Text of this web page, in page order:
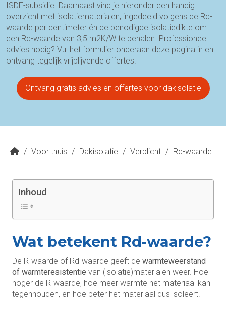
ISDE-subsidie. Daarnaast vind je hieronder een handig
overzicht met isolatiematerialen, ingedeeld volgens de Rd-
waarde per centimeter én de benodigde isolatiedikte om
een Rd-waarde van 3,5 m2K/W te behalen. Professioneel
advies nodig? Vul het formulier onderaan deze pagina in en
ontvang tegelijk vrijblijvende offertes.
Ontvang gratis advies en offertes voor dakisolatie
/ Voor thuis / Dakisolatie / Verplicht / Rd-waarde
Inhoud
Wat betekent Rd-waarde?
De R-waarde of Rd-waarde geeft de warmteweerstand
of warmteresistentie van (isolatie)materialen weer. Hoe
hoger de R-waarde, hoe meer warmte het materiaal kan
tegenhouden, en hoe beter het materiaal dus isoleert.